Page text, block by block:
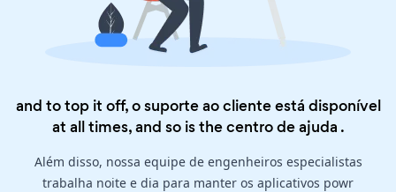
and to top it off, o suporte ao cliente está disponível
at all times, and so is thecentro de ajuda .
Além disso, nossa equipe de engenheiros especialistas
trabalha noite e dia para manter os aplicativos powr